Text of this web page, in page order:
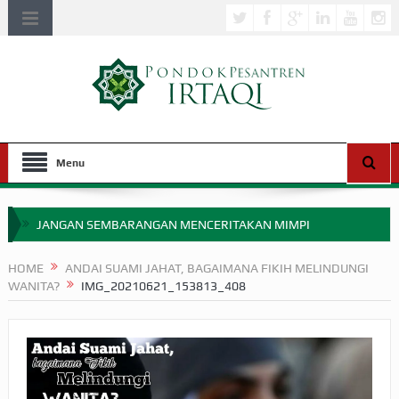
Menu
JANGAN SEMBARANGAN MENCERITAKAN MIMPI
MIMPI YANG DIABAIKAN MENJELANG PERANG BADAR
SEBELUM TIBA SAAT WAJIB?
HAKIKAT NIKMAT DI DUNIA!
HOME
ANDAI SUAMI JAHAT, BAGAIMANA FIKIH MELINDUNGI
WANITA?
IMG_20210621_153813_408